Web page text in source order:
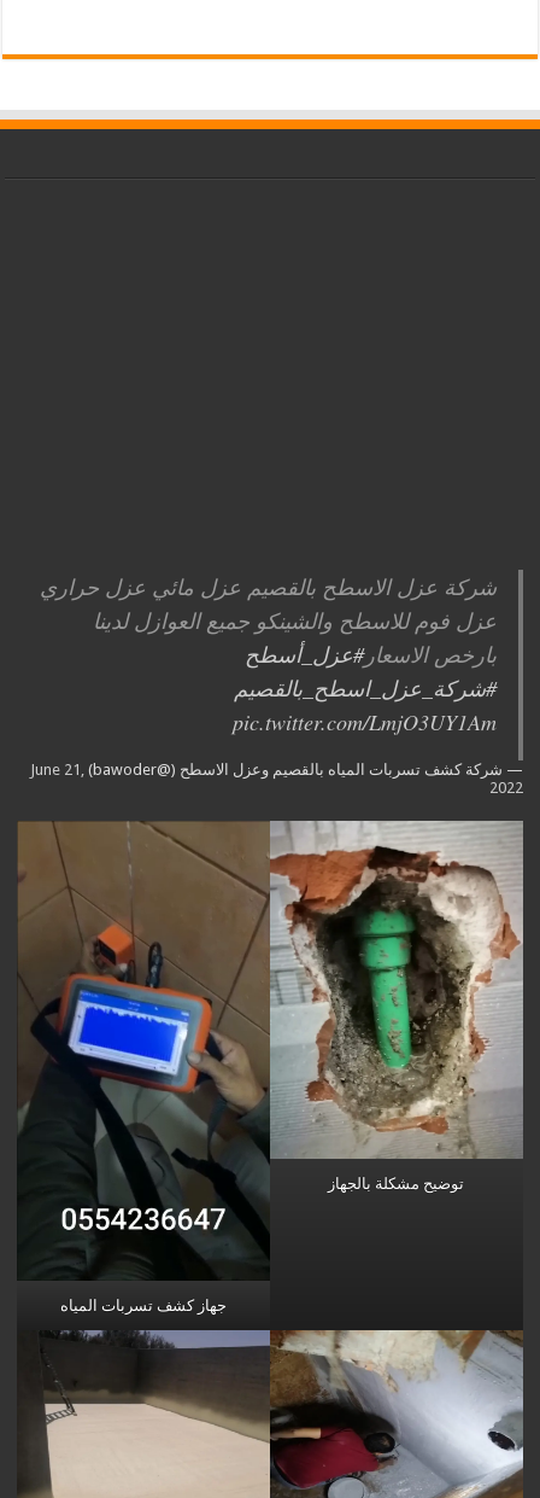
شركة عزل الاسطح بالقصيم عزل مائي عزل حراري
عزل فوم للاسطح والشينكو جميع العوازل لدينا
بارخص الاسعار#عزل_أسطح
#شركة_عزل_اسطح_بالقصيم
pic.twitter.com/LmjO3UY1Am
— شركة كشف تسربات المياه بالقصيم وعزل الاسطح (@bawoder)
June 21,
2022
توضيح مشكلة بالجهاز
جهاز كشف تسربات المياه